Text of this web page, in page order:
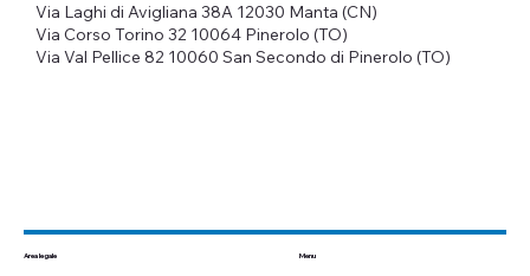
Via Laghi di Avigliana 38A 12030 Manta (CN)
Via Val Pellice 82 10060 San Secondo di Pinerolo (TO)
Via Corso Torino 32 10064 Pinerolo (TO)
Area legale Menu